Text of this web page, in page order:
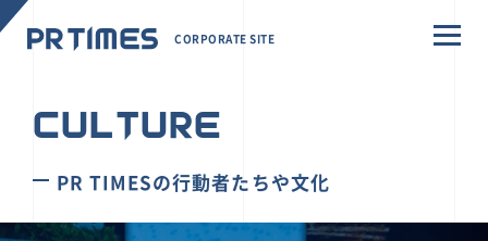
CORPORATE SITE
CULTURE
PR TIMESの行動者たちや文化